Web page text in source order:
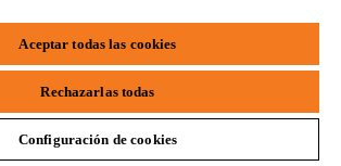
una adecuada circulación del aire, apila la leña
de tu leñera para evitar que la madera se
Ya puedes almacenar leña en casa con
edge
Aceptar todas las cookies
Rechazarlas todas
Configuración de cookies